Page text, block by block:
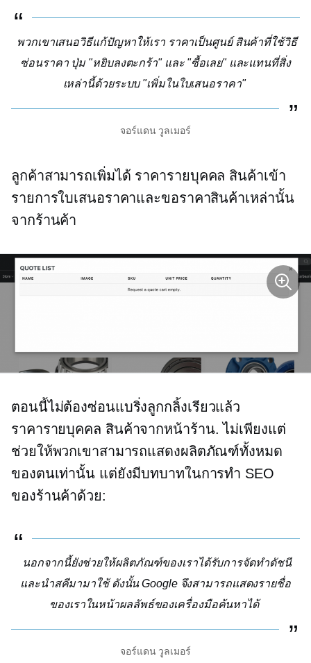
พวกเขาเสนอวิธีแก้ปัญหาให้เรา ราคาเป็นศูนย์สินค้าที่ใช้วิธี
ซ่อนราคา ปุ่ม "หยิบลงตะกร้า" และ "ซื้อเลย" และแทนที่สิ่ง
เหล่านี้ด้วยระบบ "เพิ่มในใบเสนอราคา"
จอร์แดน วูลเมอร์
ลูกค้าสามารถเพิ่มได้ ราคารายบุคคล สินค้าเข้า
รายการใบเสนอราคาและขอราคาสินค้าเหล่านั้น
จากร้านค้า
ตอนนี้ไม่ต้องซ่อนแบริ่งลูกกลิ้งเรียวแล้ว
ราคารายบุคคล สินค้าจากหน้าร้าน. ไม่เพียงแต่
ช่วยให้พวกเขาสามารถแสดงผลิตภัณฑ์ทั้งหมด
ของตนเท่านั้น แต่ยังมีบทบาทในการทำ SEO
ของร้านค้าด้วย:
นอกจากนี้ยังช่วยให้ผลิตภัณฑ์ของเราได้รับการจัดทำดัชนี
และนำสคีมามาใช้ ดังนั้น Google จึงสามารถแสดงรายชื่อ
ของเราในหน้าผลลัพธ์ของเครื่องมือค้นหาได้
จอร์แดน วูลเมอร์